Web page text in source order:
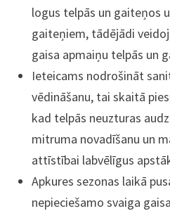
logus telpās un gaiteņos
gaiteņiem, tādējādi
gaisa apmaiņu telpās un
Ieteicams nodrošināt
vēdināšanu, tai skaitā
kad telpās neuzturas
mitruma novadīšanu un
attīstībai labvēlīgus
Apkures sezonas laikā
nepieciešamo svaiga